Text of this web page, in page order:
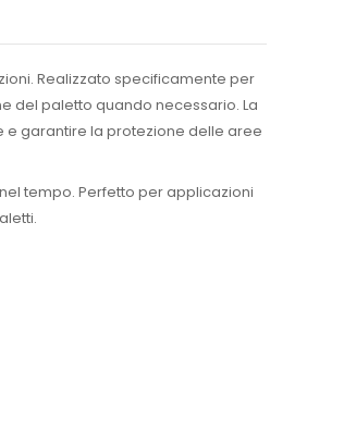
Realizzato specificamente per
del paletto quando necessario. La
e garantire la protezione delle aree
tempo. Perfetto per applicazioni